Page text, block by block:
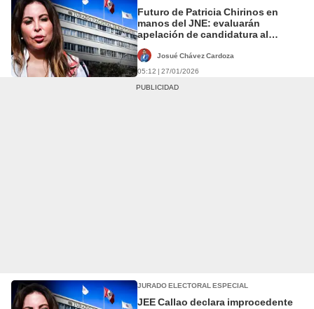
Futuro de Patricia Chirinos en
manos del JNE: evaluarán
apelación de candidatura al
Josué Chávez Cardoza
05:12 | 27/01/2026
JURADO ELECTORAL ESPECIAL
JEE Callao declara improcedente